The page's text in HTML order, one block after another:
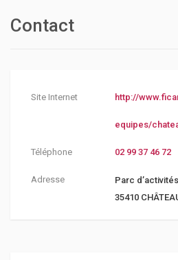
Contact
Site Internet http://
equipes/
Téléphone 02 99 37 46 72
Adresse
Parc
35410